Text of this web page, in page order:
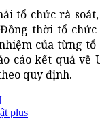
tổ chức rà
thời tổ
của từng tổ
cáo kết quả về
quy định.
plus